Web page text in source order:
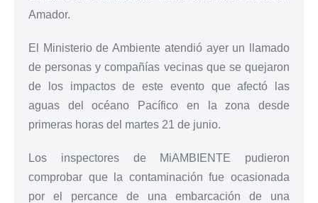
Amador.
El Ministerio de Ambiente atendió ayer un llamado
de personas y compañías vecinas que se quejaron
de los impactos de este evento que afectó las
aguas del océano Pacífico en la zona desde
primeras horas del martes 21 de junio.
Los inspectores de MiAMBIENTE pudieron
comprobar que la contaminación fue ocasionada
por el percance de una embarcación de una